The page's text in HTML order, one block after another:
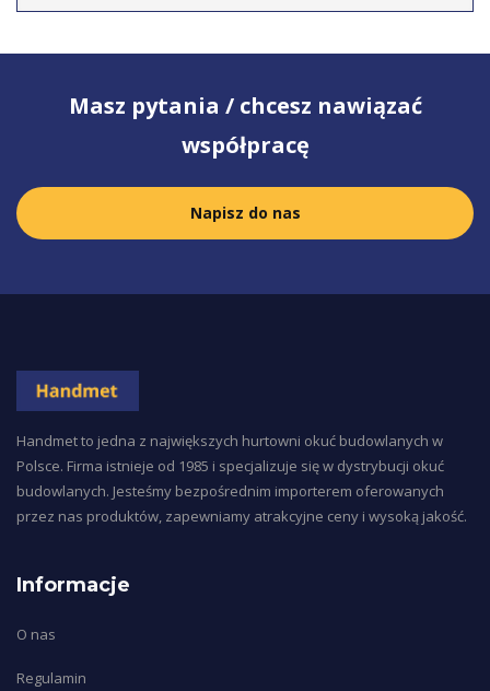
Masz pytania / chcesz nawiązać
współpracę
Napisz do nas
Handmet to jedna z największych hurtowni okuć budowlanych w
Polsce. Firma istnieje od 1985 i specjalizuje się w dystrybucji okuć
budowlanych. Jesteśmy bezpośrednim importerem oferowanych
przez nas produktów, zapewniamy atrakcyjne ceny i wysoką jakość.
Informacje
O nas
Regulamin